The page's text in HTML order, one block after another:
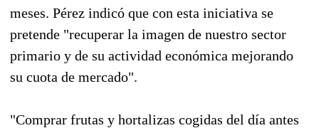
meses. Pérez indicó que con esta iniciativa se
pretende "recuperar la imagen de nuestro sector
primario y de su actividad económica mejorando
su cuota de mercado".
"Comprar frutas y hortalizas cogidas del día antes